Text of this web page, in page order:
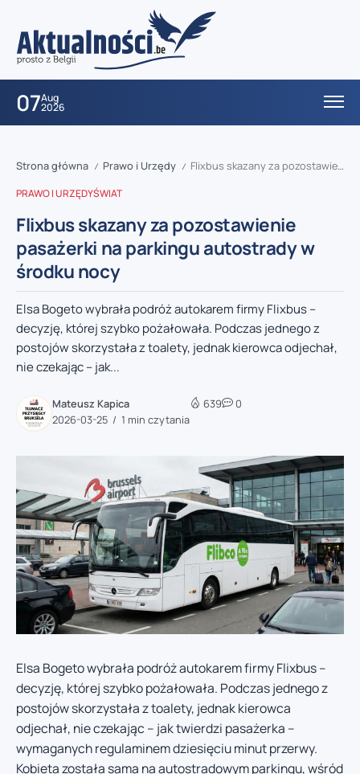
07Aug
2026
Strona główna / Prawo i Urzędy / Flixbus skazany za pozostawienie pasażerki na parkingu autostrady w środku nocy
PRAWO I URZĘDYŚWIAT
Flixbus skazany za pozostawienie
pasażerki na parkingu autostrady w
środku nocy
Elsa Bogeto wybrała podróż autokarem firmy Flixbus –
decyzję, której szybko pożałowała. Podczas jednego z
postojów skorzystała z toalety, jednak kierowca odjechał,
nie czekając – jak...
Mateusz Kapica
2026-03-25
1 min czytania
639 0
Elsa Bogeto wybrała podróż autokarem firmy Flixbus –
decyzję, której szybko pożałowała. Podczas jednego z
postojów skorzystała z toalety, jednak kierowca
odjechał, nie czekając – jak twierdzi pasażerka –
wymaganych regulaminem dziesięciu minut przerwy.
Kobieta została sama na autostradowym parkingu, wśród